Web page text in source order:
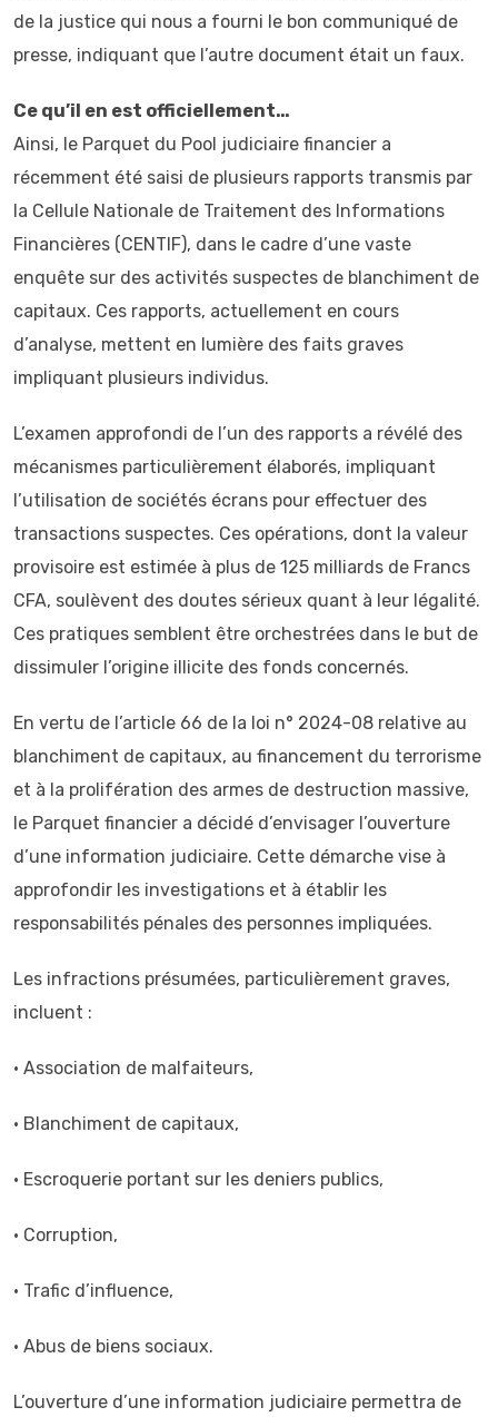
de la justice qui nous a fourni le bon communiqué de
presse, indiquant que l’autre document était un faux.
Ce qu’il en est officiellement…
Ainsi, le Parquet du Pool judiciaire financier a
récemment été saisi de plusieurs rapports transmis par
la Cellule Nationale de Traitement des Informations
Financières (CENTIF), dans le cadre d’une vaste
enquête sur des activités suspectes de blanchiment de
capitaux. Ces rapports, actuellement en cours
d’analyse, mettent en lumière des faits graves
impliquant plusieurs individus.
L’examen approfondi de l’un des rapports a révélé des
mécanismes particulièrement élaborés, impliquant
l’utilisation de sociétés écrans pour effectuer des
transactions suspectes. Ces opérations, dont la valeur
provisoire est estimée à plus de 125 milliards de Francs
CFA, soulèvent des doutes sérieux quant à leur légalité.
Ces pratiques semblent être orchestrées dans le but de
dissimuler l’origine illicite des fonds concernés.
En vertu de l’article 66 de la loi n° 2024-08 relative au
blanchiment de capitaux, au financement du terrorisme
et à la prolifération des armes de destruction massive,
le Parquet financier a décidé d’envisager l’ouverture
d’une information judiciaire. Cette démarche vise à
approfondir les investigations et à établir les
responsabilités pénales des personnes impliquées.
Les infractions présumées, particulièrement graves,
incluent :
• Association de malfaiteurs,
• Blanchiment de capitaux,
• Escroquerie portant sur les deniers publics,
• Corruption,
• Trafic d’influence,
• Abus de biens sociaux.
L’ouverture d’une information judiciaire permettra de